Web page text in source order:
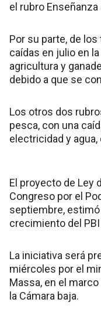
el rubro
Por su parte, de
caídas en julio en
agricultura y
debido a que se
Los otros dos
pesca, con una
electricidad y agua,
El proyecto de Ley
Congreso por el
septiembre,
crecimiento del PBI
La iniciativa será
miércoles por el
Massa, en el
la Cámara baja.